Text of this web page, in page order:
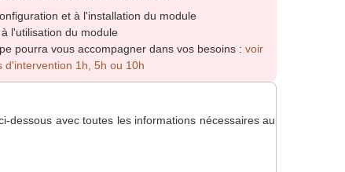
et à l'installation du module
l'utilisation du module
pourra vous accompagner dans vos besoins : voir
d'intervention 1h, 5h ou 10h
dessous avec toutes les informations nécessaires au